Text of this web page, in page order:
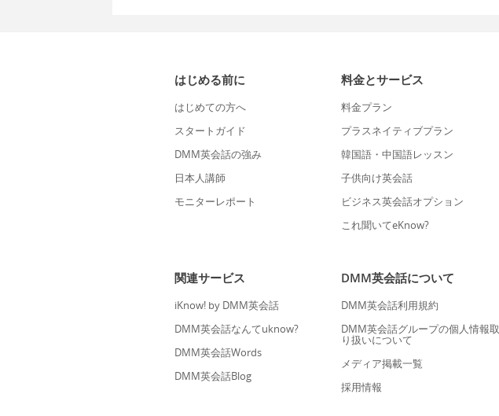
はじめる前に
はじめての方へ
スタートガイド
DMM英会話の強み
日本人講師
モニターレポート
料金とサービス
料金プラン
プラスネイティブプラン
韓国語・中国語レッスン
子供向け英会話
ビジネス英会話オプション
これ聞いてeKnow?
関連サービス
iKnow! by DMM英会話
DMM英会話なんてuknow?
DMM英会話Words
DMM英会話Blog
DMM英会話について
DMM英会話利用規約
DMM英会話グループの個人情報取
り扱いについて
メディア掲載一覧
採用情報